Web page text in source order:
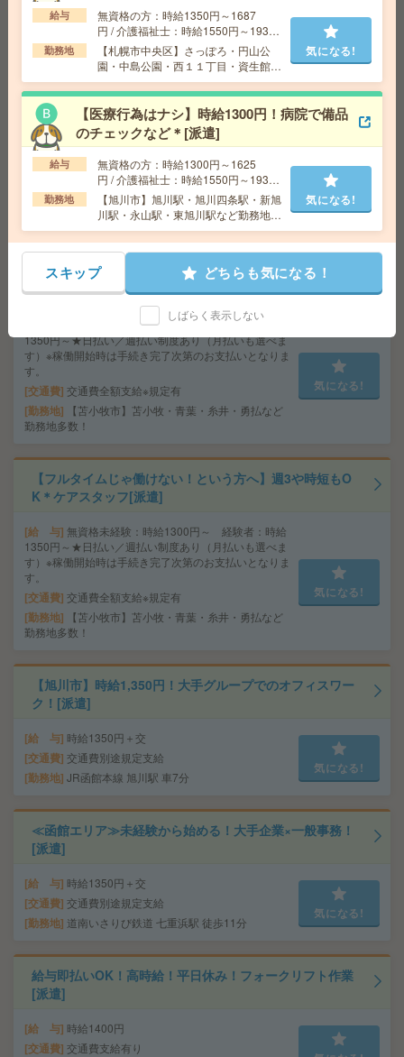
給 与 時給1400円＋交
交通費別途規定支給
勤務地 JR千歳線 苫小牧駅 徒歩8分
気になる!
【50代～60代活躍】経験を活かす落着いた職場*補助金支
援＊事務[派遣]
給 与 時給1300円＋交
交通費支給有
勤務地 札幌市営南北線 さっぽろ駅 徒歩10分/札幌市
営東西線 西11丁目駅 徒歩11分
気になる!
【8月～OK！週3日～】ホテルライクな高齢者マンション
で生活サポート＊時短OK[派遣]
無資格未経験：時給1300円～ 経験者：時給
1350円～★日払い／週払い制度あり（月払いも選べま
す）※稼働開始時は手続き完了次第のお支払いとなりま
す。
交通費 交通費全額支給※規定有
勤務地
【苫小牧市】苫小牧・青葉・糸井・勇払など
勤務地多数！
気になる!
【フルタイムじゃ働けない！という方へ】週3や時短もO
K＊ケアスタッフ[派遣]
給 与 無資格未経験：時給1300円～ 経験者：時給
1350円～★日払い／週払い制度あり（月払いも選べま
す）※稼働開始時は手続き完了次第のお支払いとなりま
す。
交通費 交通費全額支給※規定有
勤務地
【苫小牧市】苫小牧・青葉・糸井・勇払など
勤務地多数！
気になる!
【旭川市】時給1,350円！大手グループでのオフィスワー
ク！[派遣]
給 与 時給1350円＋交
交通費 交通費別途規定支給
勤務地 JR函館本線 旭川駅 車7分
気になる!
≪函館エリア≫未経験から始める！大手企業×一般事務！
[派遣]
給 与 時給1350円＋交
交通費 交通費別途規定支給
勤務地 道南いさりび鉄道 七重浜駅 徒歩11分
気になる!
給与即払いOK！高時給！平日休み！フォークリフト作業
[派遣]
給 与 時給1400円
交通費 交通費支給有り
給与
無資格の方：時給1350円～1687
円 / 介護福祉士：時給1550円～1937
円 / 初任者以上：時給1450円～1812
円
勤務地
【札幌市中央区】さっぽろ・円山公
園・中島公園・西１１丁目・資生館小
学校前など勤務地多数！
気になる!
【医療行為はナシ】時給1300円！病院で備品
のチェックなど＊[派遣]
給与
無資格の方：時給1300円～1625
円 / 介護福祉士：時給1550円～1937
円 / 初任者以上：時給1450円～1812
円
勤務地
【旭川市】旭川駅・旭川四条駅・新旭
川駅・永山駅・東旭川駅など勤務地多
数！
気になる!
スキップ どちらも気になる！
しばらく表示しない